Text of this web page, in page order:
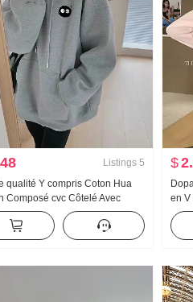
Listings 5
qualité Y compris Coton Hua
Composé cvc Côtelé Avec
Imprimé Sweat-shirt Femme
Standard Doublé de polaire
$
en V